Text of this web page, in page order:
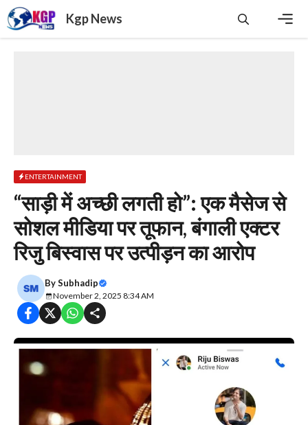
Skip
to
content
Kgp News
ENTERTAINMENT
“साड़ी में अच्छी लगती हो”: एक मैसेज से
सोशल मीडिया पर तूफान, बंगाली एक्टर
रिजु बिस्वास पर उत्पीड़न का आरोप
BySubhadip
November 2, 2025 8:34 AM